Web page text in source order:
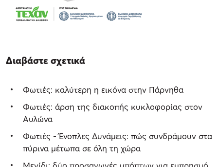
Διαβάστε σχετικά
Φωτιές: καλύτερη η εικόνα στην Πάρνηθα
Φωτιές: άρση της διακοπής κυκλοφορίας στον
Αυλώνα
Φωτιές - Ένοπλες Δυνάμεις: πώς συνδράμουν στα
πύρινα μέτωπα σε όλη τη χώρα